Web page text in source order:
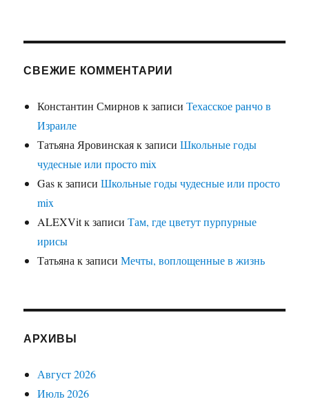
СВЕЖИЕ КОММЕНТАРИИ
Константин Смирнов к записиТехасское ранчо в
Израиле
Татьяна Яровинскаяк записиШкольные годы
чудесные или просто mix
Gasк записиШкольные годы чудесные или просто
mix
ALEXVitк записиТам, где цветут пурпурные
ирисы
Татьяна к записиМечты, воплощенные в жизнь
АРХИВЫ
Август 2026
Июль 2026